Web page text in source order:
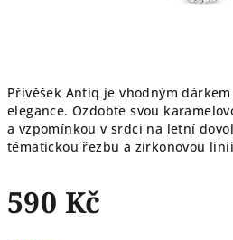
Přívěšek Antiq je vhodným
elegance. Ozdobte svou
a vzpomínkou v srdci na letní
tématickou řezbu a zirkonovou
590 Kč